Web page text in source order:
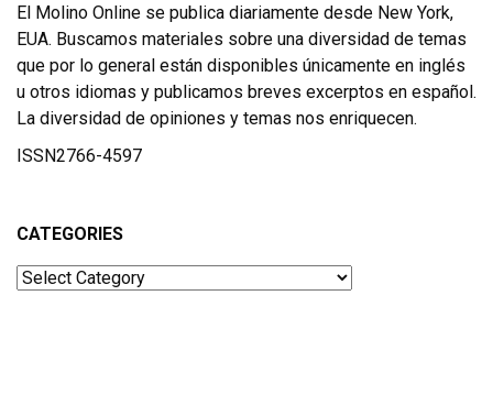
El Molino Online se publica diariamente desde New York,
EUA. Buscamos materiales sobre una diversidad de temas
que por lo general están disponibles únicamente en inglés
u otros idiomas y publicamos breves excerptos en español.
La diversidad de opiniones y temas nos enriquecen.
ISSN2766-4597
CATEGORIES
Categories